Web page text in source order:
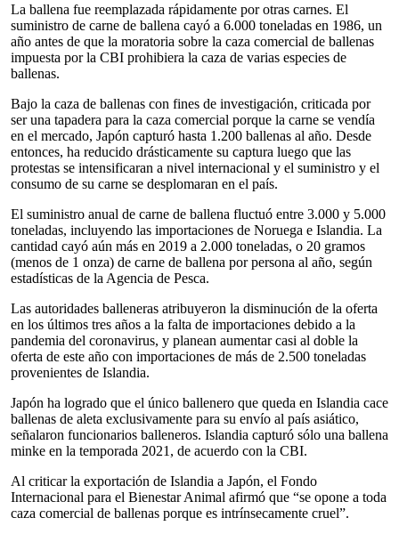
La ballena fue reemplazada rápidamente por otras carnes. El
suministro de carne de ballena cayó a 6.000 toneladas en 1986, un
año antes de que la moratoria sobre la caza comercial de ballenas
impuesta por la CBI prohibiera la caza de varias especies de
ballenas.
Bajo la caza de ballenas con fines de investigación, criticada por
ser una tapadera para la caza comercial porque la carne se vendía
en el mercado, Japón capturó hasta 1.200 ballenas al año. Desde
entonces, ha reducido drásticamente su captura luego que las
protestas se intensificaran a nivel internacional y el suministro y el
consumo de su carne se desplomaran en el país.
El suministro anual de carne de ballena fluctuó entre 3.000 y 5.000
toneladas, incluyendo las importaciones de Noruega e Islandia. La
cantidad cayó aún más en 2019 a 2.000 toneladas, o 20 gramos
(menos de 1 onza) de carne de ballena por persona al año, según
estadísticas de la Agencia de Pesca.
Las autoridades balleneras atribuyeron la disminución de la oferta
en los últimos tres años a la falta de importaciones debido a la
pandemia del coronavirus, y planean aumentar casi al doble la
oferta de este año con importaciones de más de 2.500 toneladas
provenientes de Islandia.
Japón ha logrado que el único ballenero que queda en Islandia cace
ballenas de aleta exclusivamente para su envío al país asiático,
señalaron funcionarios balleneros. Islandia capturó sólo una ballena
minke en la temporada 2021, de acuerdo con la CBI.
Al criticar la exportación de Islandia a Japón, el Fondo
Internacional para el Bienestar Animal afirmó que “se opone a toda
caza comercial de ballenas porque es intrínsecamente cruel”.